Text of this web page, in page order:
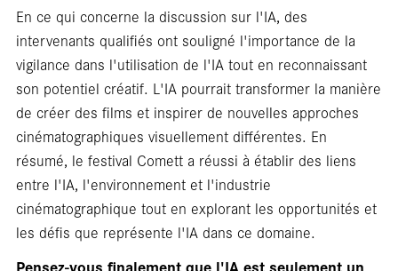
En ce qui concerne la discussion sur l'IA, des
intervenants qualifiés ont souligné l'importance de la
vigilance dans l'utilisation de l'IA tout en reconnaissant
son potentiel créatif. L'IA pourrait transformer la manière
de créer des films et inspirer de nouvelles approches
cinématographiques visuellement différentes. En
résumé, le festival Comett a réussi à établir des liens
entre l'IA, l'environnement et l'industrie
cinématographique tout en explorant les opportunités et
les défis que représente l'IA dans ce domaine.
Pensez-vous finalement que l'IA est seulement un